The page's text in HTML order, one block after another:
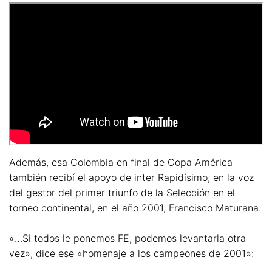
Además, esa Colombia en final de Copa América
también recibí el apoyo de inter Rapidísimo, en la voz
del gestor del primer triunfo de la Selección en el
torneo continental, en el año 2001, Francisco Maturana.
«…Si todos le ponemos FE, podemos levantarla otra
vez», dice ese «homenaje a los campeones de 2001»: